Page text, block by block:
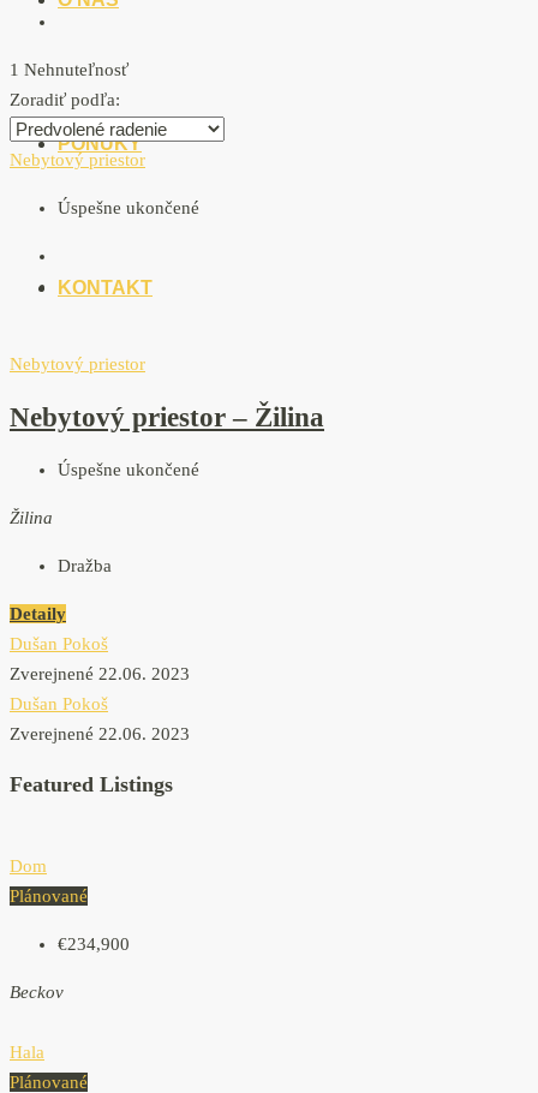
PONUKY
KONTAKT
1 Nehnuteľnosť
Zoradiť podľa:
Nebytový priestor
Úspešne ukončené
Nebytový priestor
Nebytový priestor – Žilina
Úspešne ukončené
Žilina
Dražba
Detaily
Dušan Pokoš
Zverejnené 22.06. 2023
Dušan Pokoš
Zverejnené 22.06. 2023
Featured Listings
Dom
Plánované
€234,900
Beckov
Hala
Plánované